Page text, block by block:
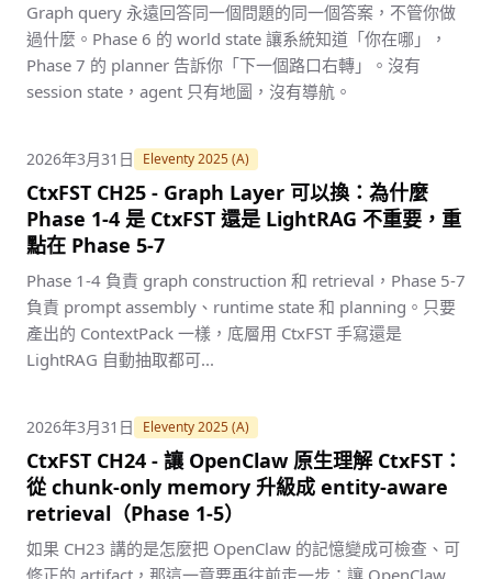
Graph query 永遠回答同一個問題的同一個答案，不管你做
過什麼。Phase 6 的 world state 讓系統知道「你在哪」，
Phase 7 的 planner 告訴你「下一個路口右轉」。沒有
session state，agent 只有地圖，沒有導航。
2026年3月31日 Eleventy 2025 (A)
CtxFST CH25 - Graph Layer 可以換：為什麼
Phase 1-4 是 CtxFST 還是 LightRAG 不重要，重
點在 Phase 5-7
Phase 1-4 負責 graph construction 和 retrieval，Phase 5-7
負責 prompt assembly、runtime state 和 planning。只要
產出的 ContextPack 一樣，底層用 CtxFST 手寫還是
LightRAG 自動抽取都可...
2026年3月31日 Eleventy 2025 (A)
CtxFST CH24 - 讓 OpenClaw 原生理解 CtxFST：
從 chunk-only memory 升級成 entity-aware
retrieval（Phase 1-5）
如果 CH23 講的是怎麼把 OpenClaw 的記憶變成可檢查、可
修正的 artifact，那這一章要再往前走一步：讓 OpenClaw